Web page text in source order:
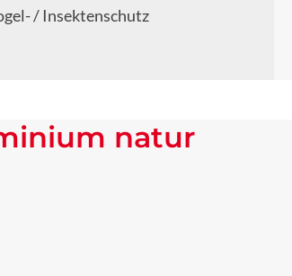
/ Insektenschutz
natur